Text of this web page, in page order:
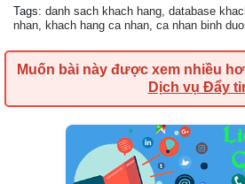
Tags: danh sach khach hang, database
nhan, khach hang ca nhan, ca nhan binh
Muốn bài này được xem nhiều
Dịch vụ Đẩy